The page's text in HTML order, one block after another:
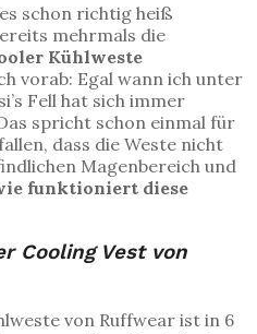
schon richtig heiß
mehrmals die
Kühlweste
vorab: Egal wann ich unter
Fell hat sich immer
spricht schon einmal für
dass die Weste nicht
Magenbereich und
funktioniert diese
Cooling Vest von
von Ruffwear ist in 6